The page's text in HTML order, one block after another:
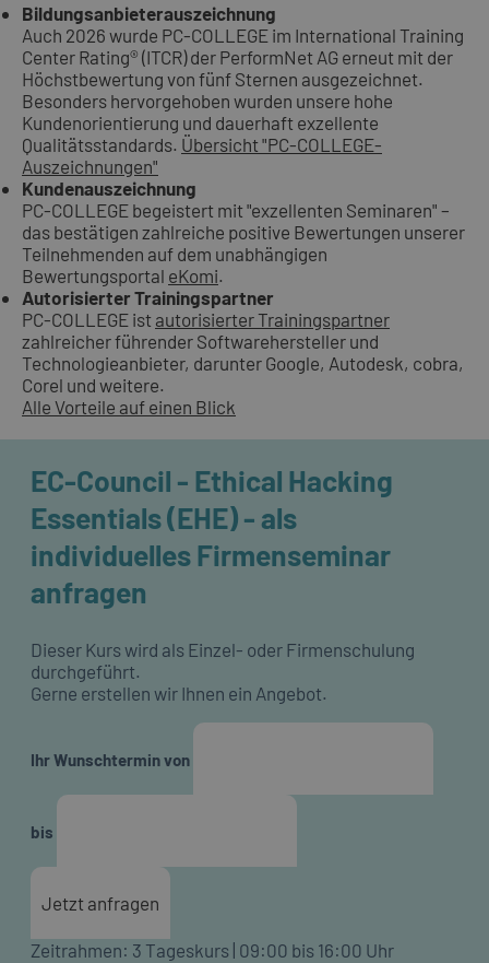
Bildungsanbieterauszeichnung
Auch 2026 wurde PC-COLLEGE im International Training
Center Rating® (ITCR) der PerformNet AG erneut mit der
Höchstbewertung von fünf Sternen ausgezeichnet.
Besonders hervorgehoben wurden unsere hohe
Kundenorientierung und dauerhaft exzellente
Qualitätsstandards. Übersicht "PC-COLLEGE-
Auszeichnungen"
Kundenauszeichnung
PC-COLLEGE begeistert mit "exzellenten Seminaren" –
das bestätigen zahlreiche positive Bewertungen unserer
Teilnehmenden auf dem unabhängigen
Bewertungsportal eKomi.
Autorisierter Trainingspartner
PC-COLLEGE ist autorisierter Trainingspartner
zahlreicher führender Softwarehersteller und
Technologieanbieter, darunter Google, Autodesk, cobra,
Corel und weitere.
Alle Vorteile auf einen Blick
EC-Council - Ethical Hacking
Essentials (EHE) - als
individuelles Firmenseminar
anfragen
Dieser Kurs wird als Einzel- oder Firmenschulung
durchgeführt.
Gerne erstellen wir Ihnen ein Angebot.
Ihr Wunschtermin von
bis
Jetzt anfragen
Zeitrahmen: 3 Tageskurs | 09:00 bis 16:00 Uhr